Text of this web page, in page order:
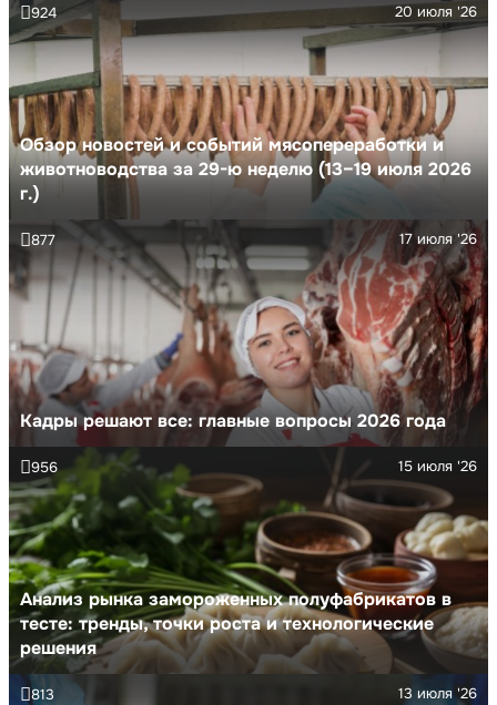
Обзор новостей и событий мясопереработки и
животноводства за 29-ю неделю (13–19 июля 2026
г.)
20 июля '26
924
Кадры решают все: главные вопросы 2026 года
17 июля '26
877
Анализ рынка замороженных полуфабрикатов в
тесте: тренды, точки роста и технологические
решения
15 июля '26
956
13 июля '26
813